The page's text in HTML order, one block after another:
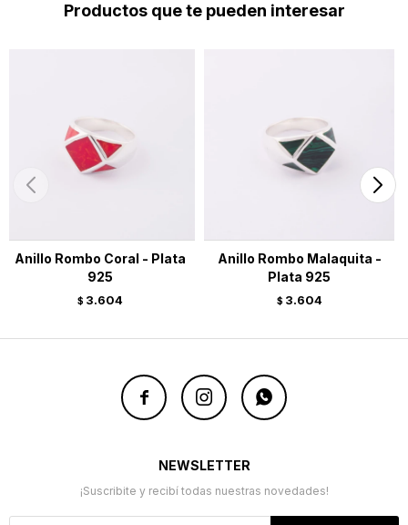
Productos que te pueden interesar
Anillo Rombo Coral - Plata
925
$ 3.604
Anillo Rombo Malaquita -
Plata 925
$ 3.604
  
NEWSLETTER
¡Suscribite y recibí todas nuestras novedades!